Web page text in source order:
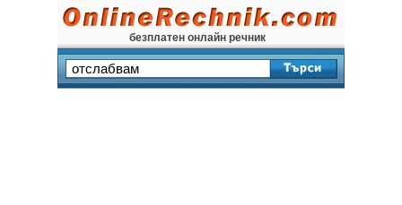
безплатен онлайн речник